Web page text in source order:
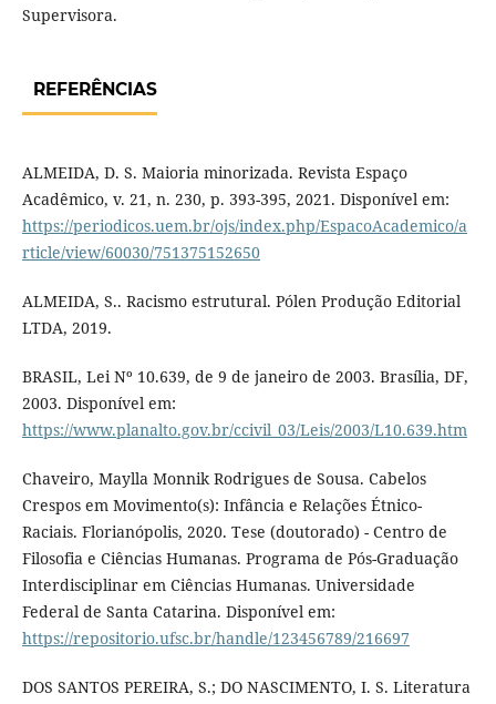
Supervisora.
REFERÊNCIAS
ALMEIDA, D. S. Maioria minorizada. Revista Espaço
Acadêmico, v. 21, n. 230, p. 393-395, 2021. Disponível em:
https://periodicos.uem.br/ojs/index.php/EspacoAcademico/a
rticle/view/60030/751375152650
ALMEIDA, S.. Racismo estrutural. Pólen Produção Editorial
LTDA, 2019.
BRASIL, Lei Nº 10.639, de 9 de janeiro de 2003. Brasília, DF,
2003. Disponível em:
https://www.planalto.gov.br/ccivil_03/Leis/2003/L10.639.htm
Chaveiro, Maylla Monnik Rodrigues de Sousa. Cabelos
Crespos em Movimento(s): Infância e Relações Étnico-
Raciais. Florianópolis, 2020. Tese (doutorado) - Centro de
Filosofia e Ciências Humanas. Programa de Pós-Graduação
Interdisciplinar em Ciências Humanas. Universidade
Federal de Santa Catarina. Disponível em:
https://repositorio.ufsc.br/handle/123456789/216697
DOS SANTOS PEREIRA, S.; DO NASCIMENTO, I. S. Literatura